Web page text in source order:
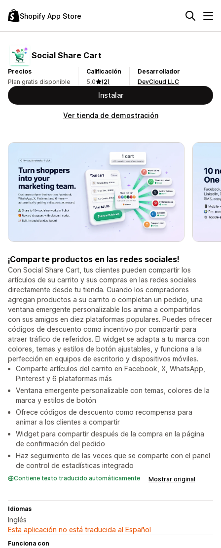
Shopify App Store
Social Share Cart
Precios
Plan gratis disponible
Calificación
5,0
(2)
Desarrollador
DevCloud LLC
Instalar
Ver tienda de demostración
¡Comparte productos en las redes sociales!
Con Social Share Cart, tus clientes pueden compartir los
artículos de su carrito y sus compras en las redes sociales
directamente desde tu tienda. Cuando los compradores
agregan productos a su carrito o completan un pedido, una
ventana emergente personalizable los anima a compartirlos
con sus amigos en diez plataformas populares. Puedes ofrecer
códigos de descuento como incentivo por compartir para
atraer tráfico de referidos. El widget se adapta a tu marca con
colores, temas y estilos de botón ajustables, y funciona a la
perfección en equipos de escritorio y dispositivos móviles.
Comparte artículos del carrito en Facebook, X, WhatsApp,
Pinterest y 6 plataformas más
Ventana emergente personalizable con temas, colores de la
marca y estilos de botón
Ofrece códigos de descuento como recompensa para
animar a los clientes a compartir
Widget para compartir después de la compra en la página
de confirmación del pedido
Haz seguimiento de las veces que se comparte con el panel
de control de estadísticas integrado
Contiene texto traducido automáticamente Mostrar original
Idiomas
Inglés
Esta aplicación no está traducida al Español
Funciona con